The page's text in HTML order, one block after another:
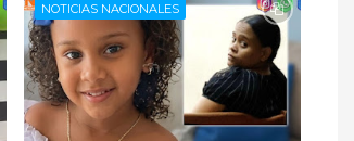
NOTICIAS NACIONALES